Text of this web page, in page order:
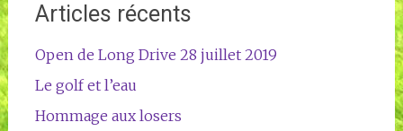
Articles récents
Open de Long Drive 28 juillet 2019
Le golf et l’eau
Hommage aux losers